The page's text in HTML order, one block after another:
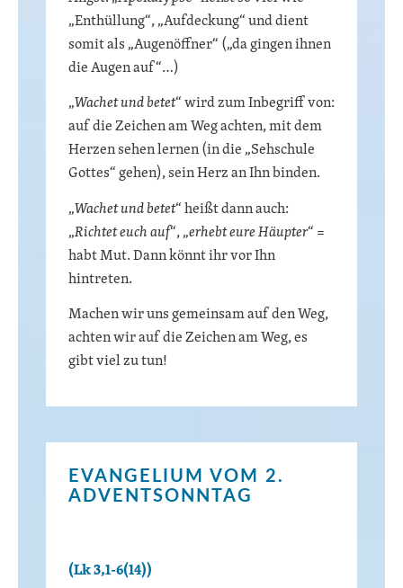
„Enthüllung“, „Aufdeckung“ und dient
somit als „Augenöffner“ („da gingen ihnen
die Augen auf“…)
„Wachet und betet“ wird zum Inbegriff von:
auf die Zeichen am Weg achten, mit dem
Herzen sehen lernen (in die „Sehschule
Gottes“ gehen), sein Herz an Ihn binden.
„Wachet und betet“ heißt dann auch:
„Richtet euch auf“, „erhebt eure Häupter“ =
habt Mut. Dann könnt ihr vor Ihn
hintreten.
Machen wir uns gemeinsam auf den Weg,
achten wir auf die Zeichen am Weg, es
gibt viel zu tun!
EVANGELIUM VOM 2.
ADVENTSONNTAG
(Lk 3,1-6(14))